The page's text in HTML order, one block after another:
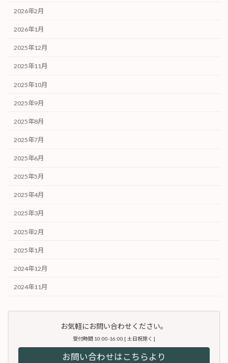
2026年2月
2026年1月
2025年12月
2025年11月
2025年10月
2025年9月
2025年8月
2025年7月
2025年6月
2025年5月
2025年4月
2025年3月
2025年2月
2025年1月
2024年12月
2024年11月
お気軽にお問い合わせください。
受付時間 10:00-16:00 [ 土日祝除く ]
お問い合わせはこちらより